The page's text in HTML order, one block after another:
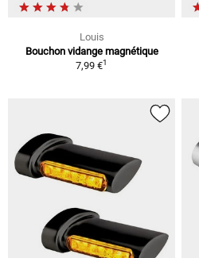
Louis
Bouchon vidange magnétique
7,99 €1